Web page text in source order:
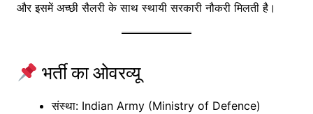
और इसमें अच्छी सैलरी के साथ स्थायी सरकारी नौकरी मिलती है।
भर्ती का ओवरव्यू
संस्था: Indian Army (Ministry of Defence)